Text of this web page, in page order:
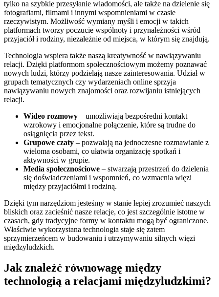
tylko na szybkie przesyłanie wiadomości, ale także na dzielenie się
fotografiami, filmami i innymi wspomnieniami w czasie
rzeczywistym. Możliwość wymiany myśli i emocji w takich
platformach tworzy poczucie wspólnoty i przynależności wśród
przyjaciół i rodziny, niezależnie od miejsca, w którym się znajdują.
Technologia wspiera także naszą kreatywność w nawiązywaniu
relacji. Dzięki platformom społecznościowym możemy poznawać
nowych ludzi, którzy podzielają nasze zainteresowania. Udział w
grupach tematycznych czy wydarzeniach online sprzyja
nawiązywaniu nowych znajomości oraz rozwijaniu istniejących
relacji.
Wideo rozmowy – umożliwiają bezpośredni kontakt
wzrokowy i emocjonalne połączenie, które są trudne do
osiągnięcia przez tekst.
Grupowe czaty – pozwalają na jednoczesne rozmawianie z
wieloma osobami, co ułatwia organizację spotkań i
aktywności w grupie.
Media społecznościowe – stwarzają przestrzeń do dzielenia
się doświadczeniami i wspomnień, co wzmacnia więzi
między przyjaciółmi i rodziną.
Dzięki tym narzędziom jesteśmy w stanie lepiej zrozumieć naszych
bliskich oraz zacieśnić nasze relacje, co jest szczególnie istotne w
czasach, gdy tradycyjne formy w kontaktu mogą być ograniczone.
Właściwie wykorzystana technologia staje się zatem
sprzymierzeńcem w budowaniu i utrzymywaniu silnych więzi
międzyludzkich.
Jak znaleźć równowagę między
technologią a relacjami międzyludzkimi?